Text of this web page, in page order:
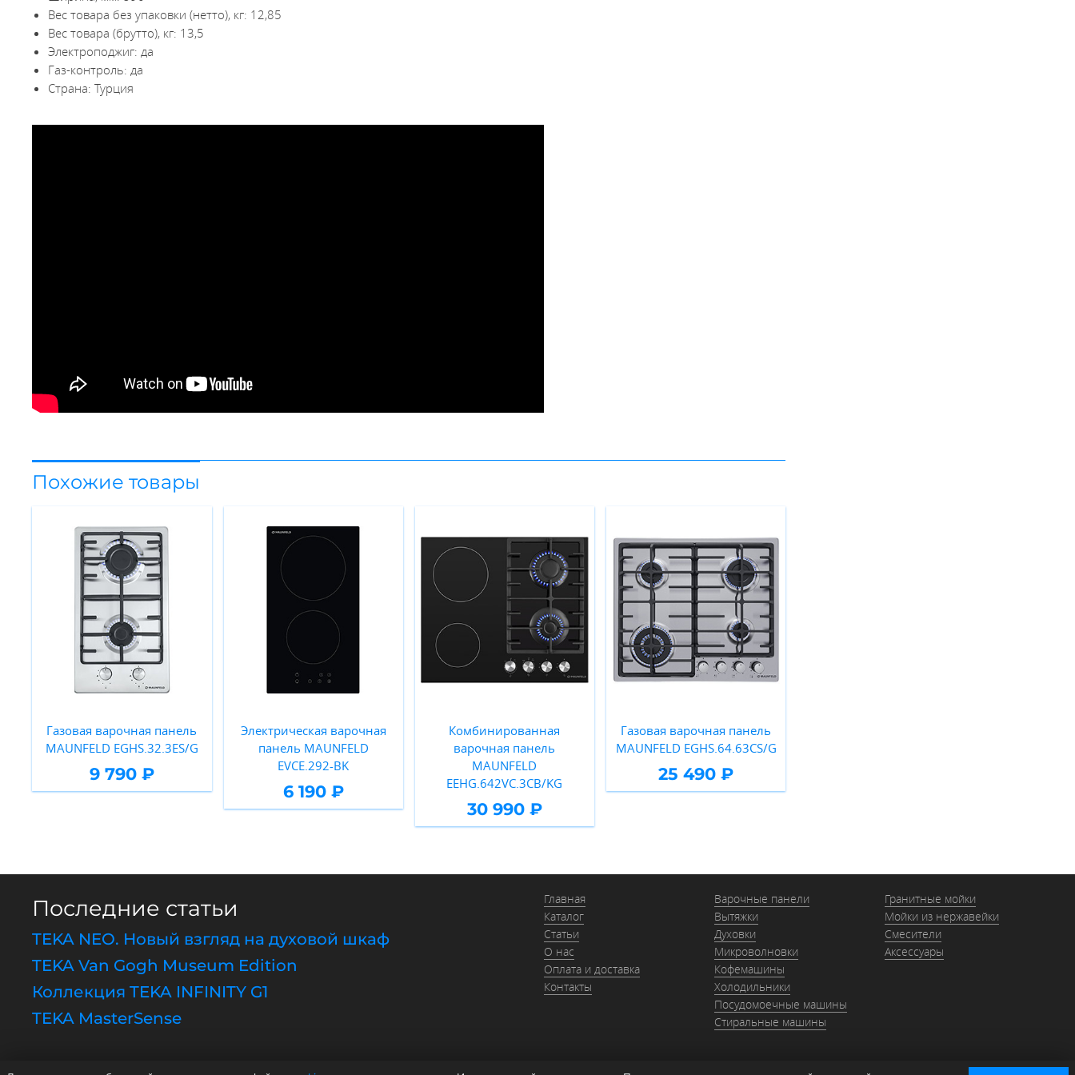
Вес товара без упаковки (нетто), кг: 12,85
Вес товара (брутто), кг: 13,5
Электроподжиг: да
Газ-контроль: да
Страна: Турция
Похожие товары
Газовая варочная панель
MAUNFELD EGHS.32.3ES/G
9 790 ₽
Электрическая варочная
панель MAUNFELD
EVCE.292-BK
6 190 ₽
Комбинированная
варочная панель
MAUNFELD
EEHG.642VC.3CB/KG
30 990 ₽
Газовая варочная панель
MAUNFELD EGHS.64.63CS/G
25 490 ₽
Последние статьи
TEKA NEO. Новый взгляд на духовой шкаф
TEKA Van Gogh Museum Edition
Коллекция TEKA INFINITY G1
TEKA MasterSense
Главная
Каталог
Статьи
О нас
Оплата и доставка
Контакты
Варочные панели
Вытяжки
Духовки
Микроволновки
Кофемашины
Холодильники
Посудомоечные машины
Стиральные машины
Гранитные мойки
Мойки из нержавейки
Смесители
Аксессуары